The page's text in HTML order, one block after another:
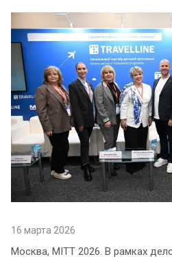
16 марта 2026
Москва, MITT 2026. В рамках